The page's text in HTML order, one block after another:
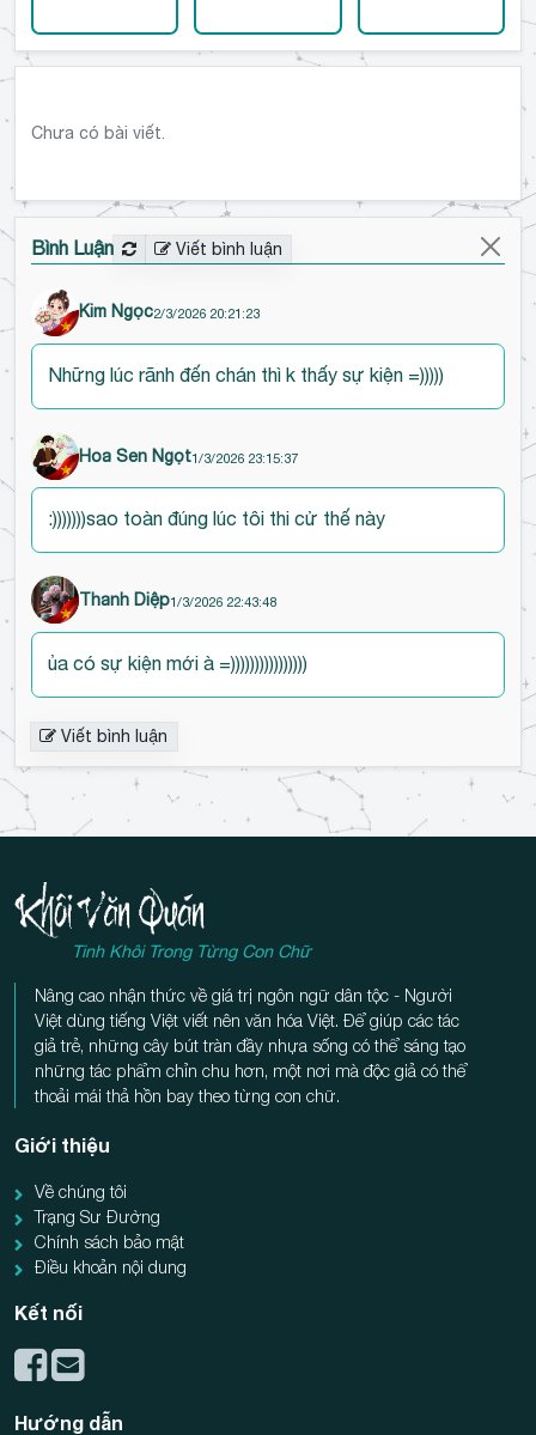
Chưa có bài viết.
Bình Luận Viết bình luận
Kim Ngọc2/3/2026 20:21:23
Những lúc rãnh đến chán thì k thấy sự kiện =)))))
Hoa Sen Ngọt1/3/2026 23:15:37
:)))))))sao toàn đúng lúc tôi thi cử thế này
Thanh Diệp1/3/2026 22:43:48
ủa có sự kiện mới à =))))))))))))))))
Viết bình luận
Tinh Khôi Trong Từng Con Chữ
Nâng cao nhận thức về giá trị ngôn ngữ dân tộc - Người
Việt dùng tiếng Việt viết nên văn hóa Việt. Để giúp các tác
giả trẻ, những cây bút tràn đầy nhựa sống có thể sáng tạo
những tác phẩm chỉn chu hơn, một nơi mà độc giả có thể
thoải mái thả hồn bay theo từng con chữ.
Giới thiệu
Về chúng tôi
Trạng Sư Đường
Chính sách bảo mật
Điều khoản nội dung
Kết nối
Hướng dẫn